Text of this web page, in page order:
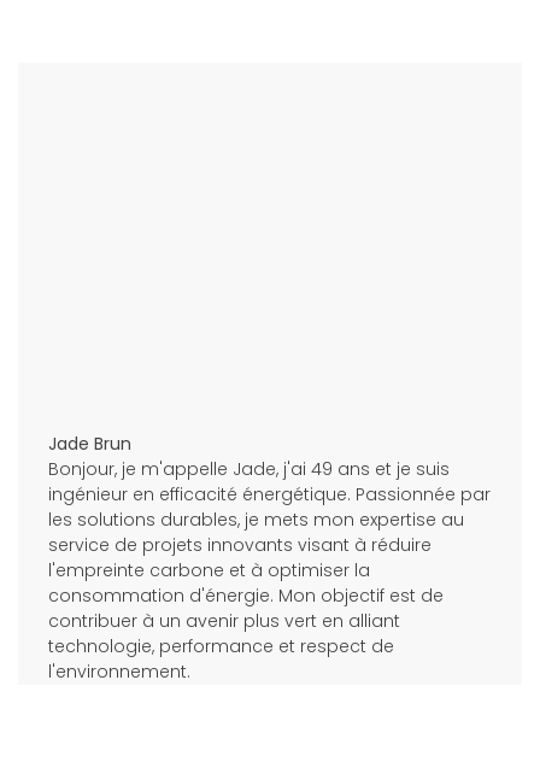
Jade Brun
Bonjour, je m'appelle Jade, j'ai 49 ans et je suis
ingénieur en efficacité énergétique. Passionnée par
les solutions durables, je mets mon expertise au
service de projets innovants visant à réduire
l'empreinte carbone et à optimiser la
consommation d'énergie. Mon objectif est de
contribuer à un avenir plus vert en alliant
technologie, performance et respect de
l'environnement.